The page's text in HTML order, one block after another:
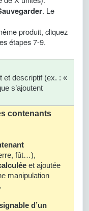
. Le
produit, cliquez
étapes 7-9.
et descriptif (ex. : «
s’ajoutent
contenants
fût…),
et ajoutée
manipulation
d’un